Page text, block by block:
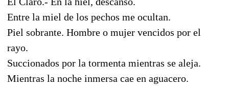
Entre la miel de los pechos me ocultan.
Piel sobrante. Hombre o mujer vencidos por el
rayo.
Succionados por la tormenta mientras se aleja.
Mientras la noche inmersa cae en aguacero.